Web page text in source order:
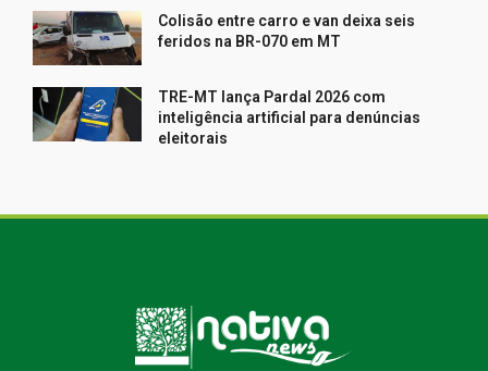
Colisão entre carro e van deixa seis
feridos na BR-070 em MT
TRE-MT lança Pardal 2026 com
inteligência artificial para denúncias
eleitorais